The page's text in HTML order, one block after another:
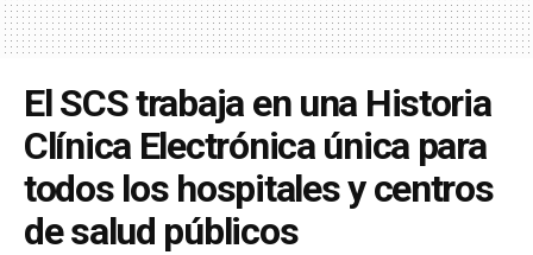
El SCS trabaja en una Historia
Clínica Electrónica única para
todos los hospitales y centros
de salud públicos